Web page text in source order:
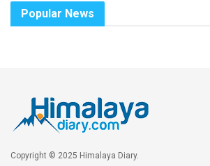
Popular News
Copyright © 2025 Himalaya Diary.